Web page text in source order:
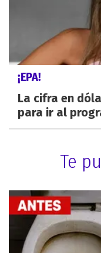
¡EPA!
La cifra en
para ir al
Te